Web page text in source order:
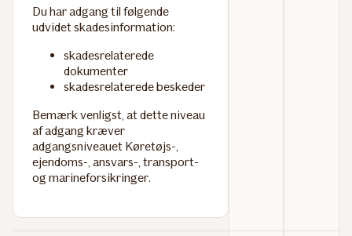
Du har adgang til følgende
udvidet skadesinformation:
skadesrelaterede
dokumenter
skadesrelaterede beskeder
Bemærk venligst, at dette niveau
af adgang kræver
adgangsniveauet Køretøjs-,
ejendoms-, ansvars-, transport-
og marineforsikringer.